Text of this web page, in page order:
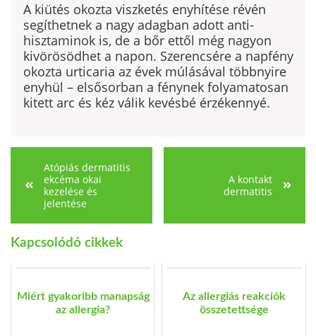
A kiütés okozta viszketés enyhítése révén
segíthetnek a nagy adagban adott anti­
hisztaminok is, de a bőr ettől még nagyon
kivörösödhet a napon. Szerencsére a napfény
okozta urticaria az évek múlásával többnyire
enyhül – elsősorban a fénynek folyamatosan
kitett arc és kéz válik kevésbé érzékennyé.
Atópiás dermatitis
ekcéma okai
kezelése és
jelentése
A kontakt
dermatitis
Kapcsolódó cikkek
Miért gyakoribb manapság
az allergia?
Az allergiás reakciók
összetettsége